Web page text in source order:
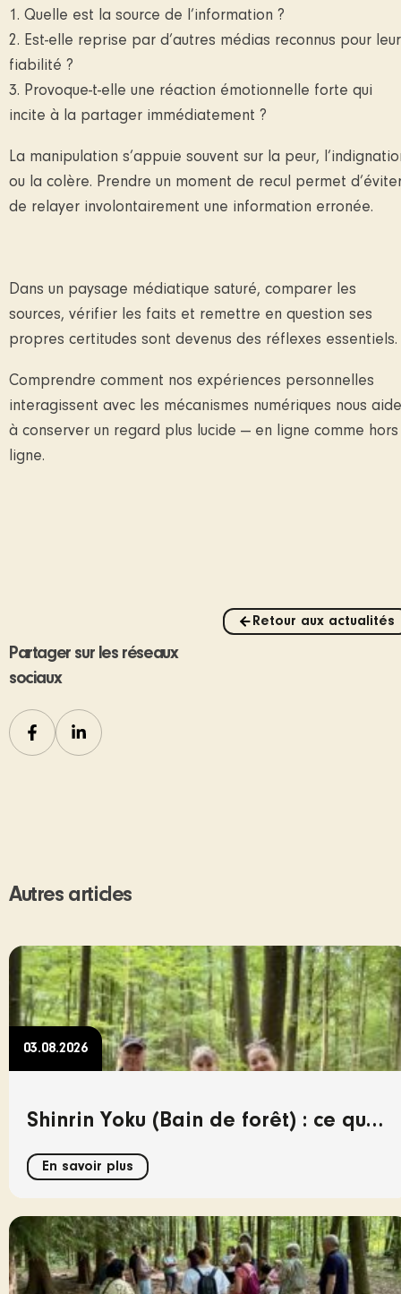
1. Quelle est la source de l’information ?
2. Est-elle reprise par d’autres médias reconnus pour leur
fiabilité ?
3. Provoque-t-elle une réaction émotionnelle forte qui
incite à la partager immédiatement ?
La manipulation s’appuie souvent sur la peur,
ou la colère. Prendre un moment de recul permet
de relayer involontairement une information erronée.
Dans un paysage médiatique saturé, comparer les
sources, vérifier les faits et remettre en question ses
propres certitudes sont devenus des réflexes essentiels.
Comprendre comment nos expériences personnelles
interagissent avec les mécanismes numériques nous aide
à conserver un regard plus lucide — en ligne comme hors
ligne.
Partager sur les réseaux
sociaux
Retour aux actualités
Autres articles
03.08.2026
Shinrin Yoku (Bain de forêt) : ce que
la forêt nous apprend sur la
connexion
En savoir plus